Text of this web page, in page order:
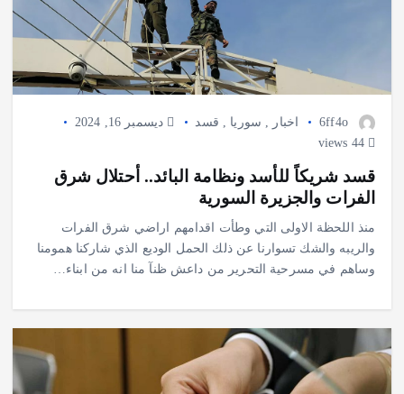
6ff4o اخبار سوريا قسد
ديسمبر 16, 2024
قسد شريكاً للأسد ونظامة البائد.. أحتلال شرق
الفرات والجزيرة السورية
منذ اللحظة الاولى التي وطأت اقدامهم اراضي شرق الفرات
والريبه والشك تسوارنا عن ذلك الحمل الوديع الذي شاركنا همومنا
وساهم في مسرحية التحرير من داعش ظنآ منا انه من ابناء…